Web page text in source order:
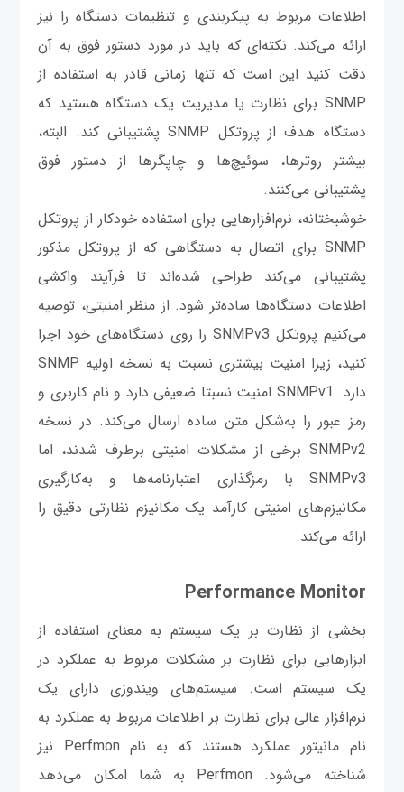
اطلاعات مربوط به پیکربندی و تنظیمات دستگاه را نیز
ارائه می‌کند. نکته‌ای که باید در مورد دستور فوق به آن
دقت کنید این است که تنها زمانی قادر به استفاده از
SNMP برای نظارت یا مدیریت یک دستگاه هستید که
دستگاه هدف از پروتکل SNMP پشتیبانی کند. البته،
بیشتر روترها، سوئیچ‌ها و چاپگرها از دستور فوق
پشتیبانی می‌کنند.
خوشبختانه، نرم‌افزارهایی برای استفاده خودکار از پروتکل
SNMP برای اتصال به دستگاهی که از پروتکل مذکور
پشتیبانی می‌کند طراحی شده‌اند تا فرآیند واکشی
اطلاعات دستگاه‌ها ساده‌تر شود. از منظر امنیتی، توصیه
می‌کنیم پروتکل SNMPv3 را روی دستگاه‌های خود اجرا
کنید، زیرا امنیت بیشتری نسبت به نسخه اولیه SNMP
دارد. SNMPv1 امنیت نسبتا ضعیفی دارد و نام کاربری و
رمز عبور را به‌شکل متن ساده ارسال می‌کند. در نسخه
SNMPv2 برخی از مشکلات امنیتی برطرف شدند، اما
SNMPv3 با رمزگذاری اعتبارنامه‌ها و به‌کارگیری
مکانیزم‌های امنیتی کارآمد یک مکانیزم نظارتی دقیق را
ارائه می‌کند.
Performance Monitor
بخشی از نظارت بر یک سیستم به معنای استفاده از
ابزارهایی برای نظارت بر مشکلات مربوط به عملکرد در
یک سیستم است. سیستم‌های ویندوزی دارای یک
نرم‌افزار عالی برای نظارت بر اطلاعات مربوط به عملکرد به
نام مانیتور عملکرد هستند که به نام Perfmon نیز
شناخته می‌شود. Perfmon به شما امکان می‌دهد